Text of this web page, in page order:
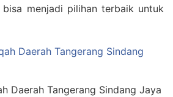
menjadi pilihan terbaik untuk
Daerah Tangerang Sindang Jaya